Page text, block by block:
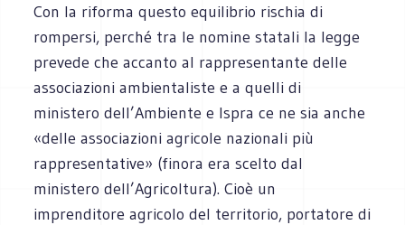
Con la riforma questo equilibrio rischia di
rompersi, perché tra le nomine statali la legge
prevede che accanto al rappresentante delle
associazioni ambientaliste e a quelli di
ministero dell’Ambiente e Ispra ce ne sia anche
«delle associazioni agricole nazionali più
rappresentative» (finora era scelto dal
ministero dell’Agricoltura). Cioè un
imprenditore agricolo del territorio, portatore di